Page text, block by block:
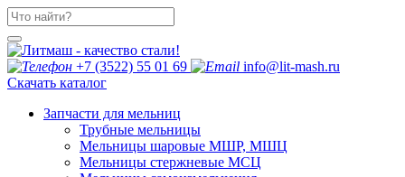
+7 (3522) 55 01 69
info@lit-mash.ru
Скачать каталог
Запчасти для мельниц
Трубные мельницы
Мельницы шаровые МШР, МШЦ
Мельницы стержневые МСЦ